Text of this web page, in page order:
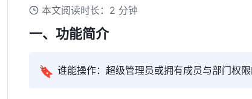
本文阅读时长：2 分钟
一、功能简介
🔖 谁能操作：超级管理员或拥有成员与部门权